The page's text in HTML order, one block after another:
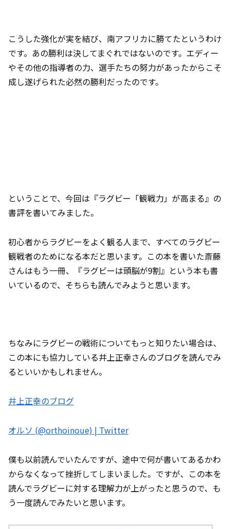
こうした強化が実を結び、南アフリカに勝てたというわけ
です。あの勝利は決してまぐれではないのです。エディー
やその他の指導者の力、選手たちの努力があったからこそ
成し遂げられた必然の勝利だったのです。
ということで、今回は『ラグビー「観戦力」が高まる』の
書評を書いてみました。
初心者からラグビーをよく観る人まで、すべてのラグビー
観戦者のためになる本だと思います。この本を書いた斎藤
さんはもう一冊、『ラグビーは頭脳が9割』という本も書
いているので、そちらも読んでみようと思います。
ちなみにラグビーの戦術についてもっと知りたい場合は、
この本にも協力している井上正幸さんのブログを読んでみ
るといいかもしれません。
井上正幸のブログ
オルソ (@orthoinoue) | Twitter
僕も以前読んでいたんですが、途中で何が書いてあるかわ
からなくなって挫折してしまいました。ですが、この本を
読んでラグビーに対する理解力が上がったと思うので、も
う一度読んでみたいと思います。